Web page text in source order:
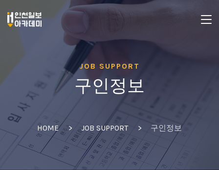
JOB SUPPORT
구인정보
HOME JOB SUPPORT 구인정보